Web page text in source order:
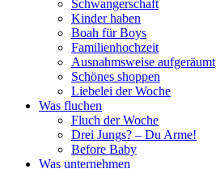
Schwangerschaft
Kinder haben
Boah für Boys
Familienhochzeit
Ausnahmsweise aufgeräumt
Schönes shoppen
Liebelei der Woche
Was fluchen
Fluch der Woche
Drei Jungs? – Du Arme!
Before Baby
Was unternehmen